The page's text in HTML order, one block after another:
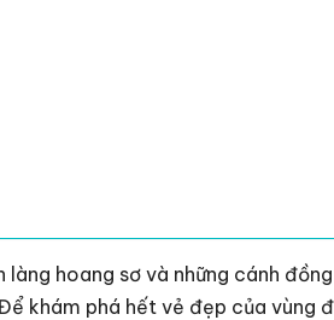
hoang sơ và những cánh
khám phá hết vẻ đẹp của vùng